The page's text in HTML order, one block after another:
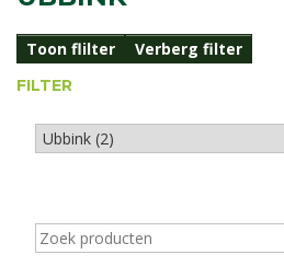
Toon flilter Verberg filter
FILTER